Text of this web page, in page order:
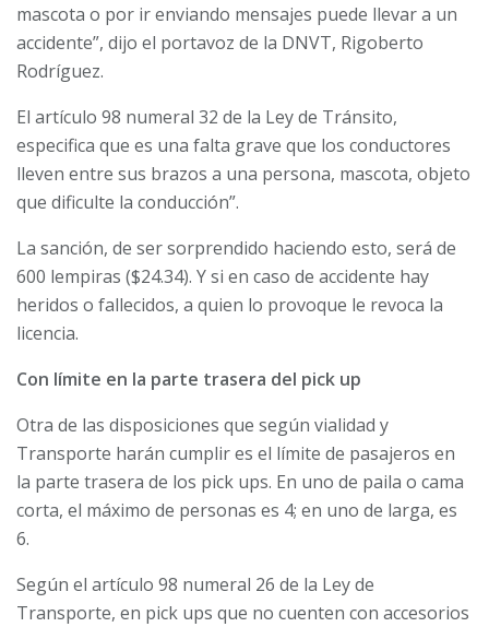
mascota o por ir enviando mensajes puede llevar a un
accidente”, dijo el portavoz de la DNVT, Rigoberto
Rodríguez.
El artículo 98 numeral 32 de la Ley de Tránsito,
especifica que es una falta grave que los conductores
lleven entre sus brazos a una persona, mascota, objeto
que dificulte la conducción”.
La sanción, de ser sorprendido haciendo esto, será de
600 lempiras ($24.34). Y si en caso de accidente hay
heridos o fallecidos, a quien lo provoque le revoca la
licencia.
Con límite en la parte trasera del pick up
Otra de las disposiciones que según vialidad y
Transporte harán cumplir es el límite de pasajeros en
la parte trasera de los pick ups. En uno de paila o cama
corta, el máximo de personas es 4; en uno de larga, es
6.
Según el artículo 98 numeral 26 de la Ley de
Transporte, en pick ups que no cuenten con accesorios